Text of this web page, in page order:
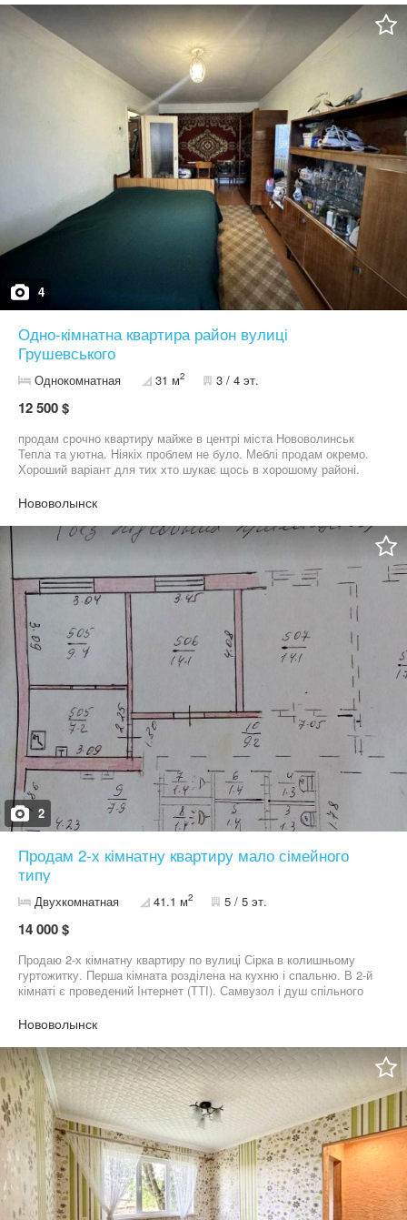
невеличка земельна ділянка, яку можна використовувати, як
город або зону відпочинку. - Нові власники мають можливість
створити свій дизайн в інтер'єрі для комфорту та своїх потреб. І
ціна на дану квартиру дуже приваблива. Також є інші варіанти
квартир та будинків - телефонуйте.
4
Одно-кімнатна квартира район вулиці
Грушевського
Однокомнатная 31 м2 3 / 4 эт.
12 500 $
продам срочно квартиру майже в центрі міста Нововолинськ
Тепла та уютна. Ніякіх проблем не було. Меблі продам окремо.
Хороший варіант для тих хто шукає щось в хорошому районі.
Нововолынск
2
Продам 2-х кімнатну квартиру мало сімейного
типу
Двухкомнатная 41.1 м2 5 / 5 эт.
14 000 $
Продаю 2-х кімнатну квартиру по вулиці Сірка в колишньому
гуртожитку. Перша кімната розділена на кухню і спальню. В 2-й
кімнаті є проведений Інтернет (ТТІ). Самвузол і душ спільного
номеру телефону.
Нововолынск